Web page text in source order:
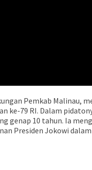
Pemkab Malinau,
ke-79 RI. Dalam
genap 10 tahun. Ia
Presiden Jokowi